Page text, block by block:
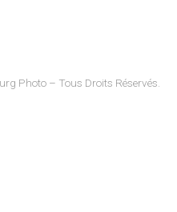
Photo – Tous Droits Réservés.